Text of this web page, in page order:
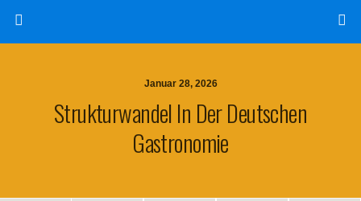
Januar 28, 2026
Strukturwandel In Der Deutschen
Gastronomie